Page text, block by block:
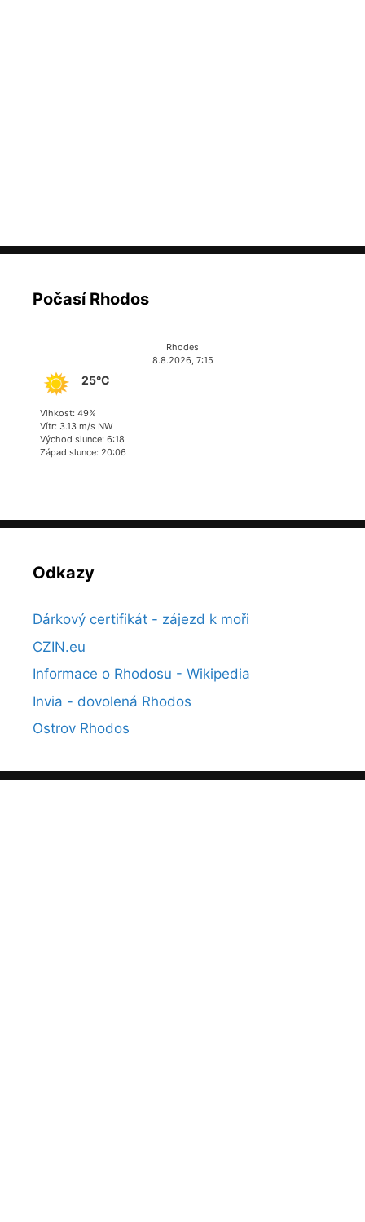
Počasí Rhodos
Rhodes
8.8.2026, 7:15
25°C
Vlhkost: 49%
Vítr: 3.13 m/s NW
Východ slunce: 6:18
Západ slunce: 20:06
Odkazy
Dárkový certifikát - zájezd k moři
CZIN.eu
Informace o Rhodosu - Wikipedia
Invia - dovolená Rhodos
Ostrov Rhodos